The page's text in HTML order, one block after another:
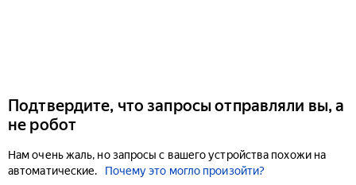
Подтвердите, что запросы отправляли вы, а
не робот
Нам очень жаль, но запросы с вашего устройства похожи на
автоматические.
Почему это могло произойти?